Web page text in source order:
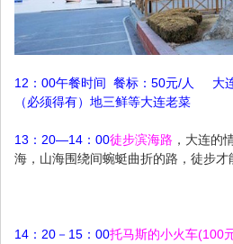
12：00午餐时间 餐标：50元/人
（必须得有）地三鲜等大连老菜
13：20—14：00徒步滨海路 ，大连的
海，山海围绕间蜿蜓曲折的路，徒步才
14：20－15：00托马斯的小火车(100